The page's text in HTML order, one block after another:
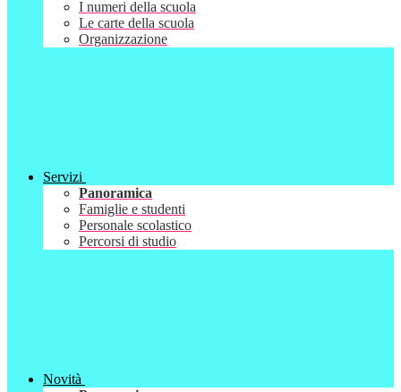
I numeri della scuola
Le carte della scuola
Organizzazione
Servizi
Panoramica
Famiglie e studenti
Personale scolastico
Percorsi di studio
Novità